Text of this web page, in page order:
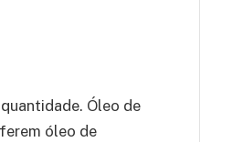
Óleo de
óleo de